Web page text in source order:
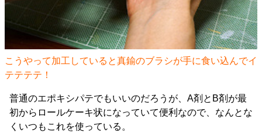
こうやって加工していると真鍮のブラシが手に食い込んでイ
テテテテ！
普通のエポキシパテでもいいのだろうが、A剤とB剤が最
初からロールケーキ状になっていて便利なので、なんとな
くいつもこれを使っている。